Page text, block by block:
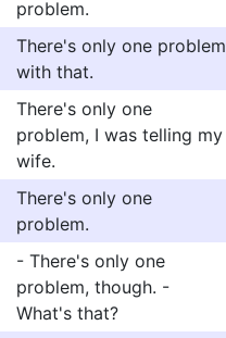
problem.
There's only one problem
with that.
There's only one
problem, I was telling my
wife.
There's only one
problem.
- There's only one
problem, though. -
What's that?